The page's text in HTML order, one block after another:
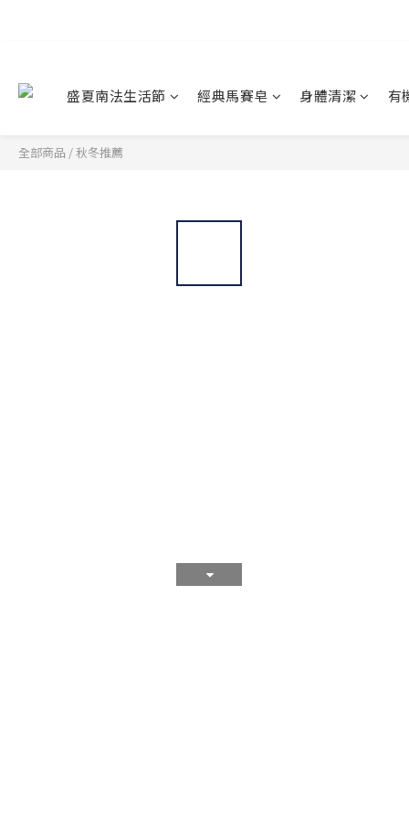
盛夏南法生活節 經典馬賽皂 身體清潔 有
全部商品 /秋冬推薦